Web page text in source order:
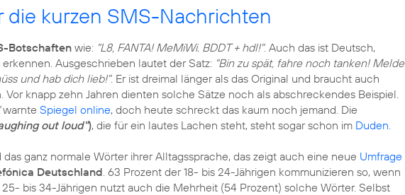
die kurzen SMS-Nachrichten
Botschaften wie: "L8, FANTA! MeMiWi. BDDT + hdl!". Auch das ist Deutsch,
Ausgeschrieben lautet der Satz: "Bin zu spät, fahre noch tanken! Melde
und hab dich lieb!". Er ist dreimal länger als das Original und braucht auch
Vor knapp zehn Jahren dienten solche Sätze noch als abschreckendes Beispiel.
warnte Spiegel online, doch heute schreckt das kaum noch jemand. Die
out loud"), die für ein lautes Lachen steht, steht sogar schon im Duden.
ganz normale Wörter ihrer Alltagssprache, das zeigt auch eine neue Umfrage
Deutschland. 63 Prozent der 18- bis 24-Jährigen kommunizieren so, wenn
bis 34-Jährigen nutzt auch die Mehrheit (54 Prozent) solche Wörter. Selbst